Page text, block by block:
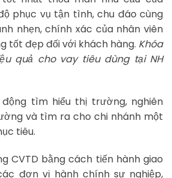
phục vụ tận tình, chu đáo cùng
nhẹn, chính xác của nhân viên
tốt đẹp đối với khách hàng. Khóa
quả cho vay tiêu dùng tại NH
tìm hiểu thị trường, nghiên
và tìm ra cho chi nhánh một
tiêu.
CVTD bằng cách tiến hành giao
đơn vị hành chính sự nghiệp,